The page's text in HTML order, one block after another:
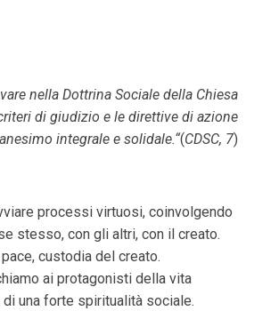
nella Dottrina Sociale della Chiesa
di giudizio e le direttive di azione
integrale e solidale.“(CDSC, 7)
processi virtuosi, coinvolgendo
stesso, con gli altri, con il creato.
custodia del creato.
ai protagonisti della vita
una forte spiritualità sociale.